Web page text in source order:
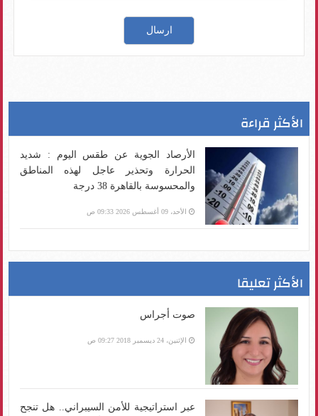
الأكثر قراءة
الأرصاد الجوية عن طقس اليوم : شديد
الحرارة وتحذير عاجل لهذه المناطق
والمحسوسة بالقاهرة 38 درجة
الأحد، 09 أغسطس 2026 09:33 ص
الأكثر تعليقا
صوت أجراس
الإثنين، 24 ديسمبر 2018 09:27 ص
عبر استراتيجية للأمن السيبراني.. هل تنجح